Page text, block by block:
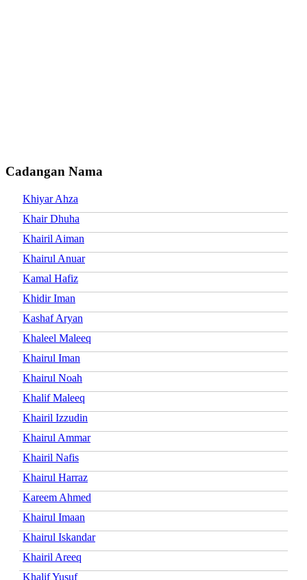
Cadangan Nama
Khiyar Ahza
Khair Dhuha
Khairil Aiman
Khairul Anuar
Kamal Hafiz
Khidir Iman
Kashaf Aryan
Khaleel Maleeq
Khairul Iman
Khairul Noah
Khalif Maleeq
Khairil Izzudin
Khairul Ammar
Khairil Nafis
Khairul Harraz
Kareem Ahmed
Khairul Imaan
Khairul Iskandar
Khairil Areeq
Khalif Yusuf